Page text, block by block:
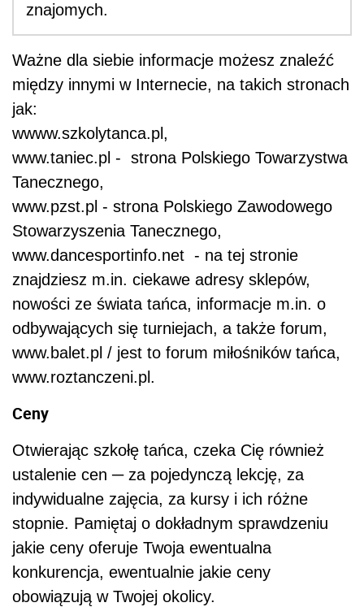
znajomych.
Ważne dla siebie informacje możesz znaleźć
między innymi w Internecie, na takich stronach
jak:
wwww.szkolytanca.pl,
www.taniec.pl - strona Polskiego Towarzystwa
Tanecznego,
www.pzst.pl - strona Polskiego Zawodowego
Stowarzyszenia Tanecznego,
www.dancesportinfo.net - na tej stronie
znajdziesz m.in. ciekawe adresy sklepów,
nowości ze świata tańca, informacje m.in. o
odbywających się turniejach, a także forum,
www.balet.pl / jest to forum miłośników tańca,
www.roztanczeni.pl.
Ceny
Otwierając szkołę tańca, czeka Cię również
ustalenie cen ─ za pojedynczą lekcję, za
indywidualne zajęcia, za kursy i ich różne
stopnie. Pamiętaj o dokładnym sprawdzeniu
jakie ceny oferuje Twoja ewentualna
konkurencja, ewentualnie jakie ceny
obowiązują w Twojej okolicy.